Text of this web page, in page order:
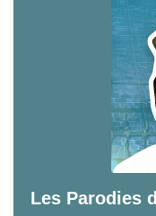
Les Parodies